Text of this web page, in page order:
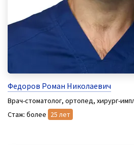
Федоров Роман Николаевич
Врач-стоматолог, ортопед, хирург-
Стаж: более 25 лет